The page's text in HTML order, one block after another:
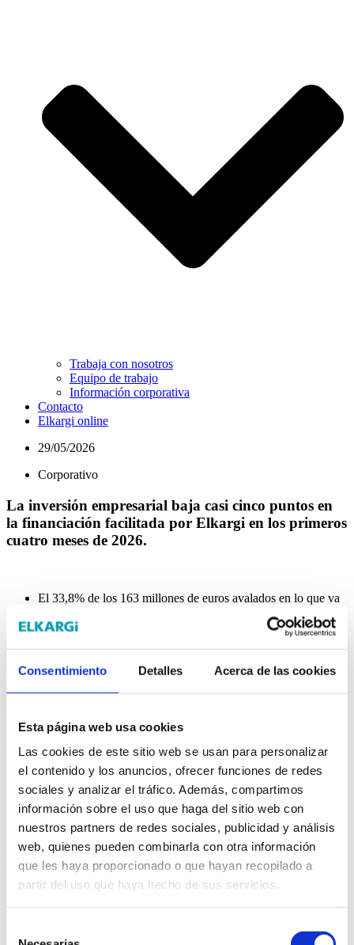
Consentimiento Detalles Acerca de las cookies
Esta página web usa cookies
Las cookies de este sitio web se usan para personalizar
el contenido y los anuncios, ofrecer funciones de redes
sociales y analizar el tráfico. Además, compartimos
información sobre el uso que haga del sitio web con
nuestros partners de redes sociales, publicidad y análisis
web, quienes pueden combinarla con otra información
que les haya proporcionado o que hayan recopilado a
partir del uso que haya hecho de sus servicios.
Trabaja con nosotros
Equipo de trabajo
Información corporativa
Contacto
Elkargi online
29/05/2026
Corporativo
La inversión empresarial baja casi cinco puntos en
la financiación facilitada por Elkargi en los primeros
cuatro meses de 2026.
El 33,8% de los 163 millones de euros avalados en lo que va
circulante.
La financiación formalizada por Elkargi en este primer
el ritmo del ejercicio anterior.
programas formativos en IA aplicada a la función financiera,
orientada a la mejora de la gobernanza.
El 33,8% de los 163 millones de euros de financiación que Elkargi
ha formalizado en el primer cuatrimestre de 2026 se ha destinado a
inversión empresarial, lo que significa una reducción de casi 5
puntos porcentuales respecto al año 2025.
Este dato pone en evidencia, la delicada situación económica en la
que se encuentran las empresas como consecuencia de un escenario
de incertidumbre y de cambio, provocado por la inestable coyuntura
geopolítica que está originando una disminución de la cartera de
pedidos y una estrechez de los márgenes.
primer cuatrimestre de este año sigue la tendencia marcada en el